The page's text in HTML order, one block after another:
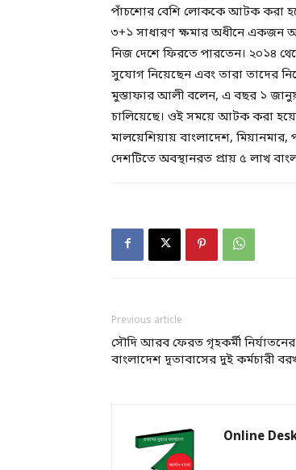
পাঁচশোর বেশি লোককে আটক করা
৩+১ সাধারণ ক্ষমার অধীনে একজন
নিজ দেশে ফিরতে পারতেন। ২০১৪
সুযোগ নিয়েছেন এবং তারা তাদের
মুস্তাফার আলী বলেন, এ বছর ১
চালিয়েছে। ওই সময়ে আটক করা
মালয়েশিয়ায় বাংলাদেশ, মিয়ানমার,
দেশটিতে অবস্থানরত প্রায় ৫ লাখ
Previous article
সৌদি আরব ফেরত গৃহকর্মী
বাংলাদেশ দূতাবাসের দুই কর্মচারী
Online